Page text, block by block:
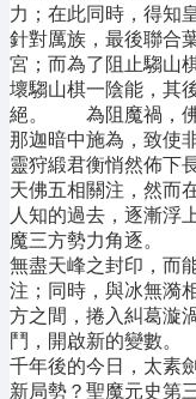
力；在此同時，得知
針對厲族，最後聯合
宮；而為了阻止騶山
壞騶山棋一陰能，其
絕。 為阻魔禍，佛
那迦暗中施為，致使
靈狩緞君衡悄然佈下
天佛五相關注，然而
人知的過去，逐漸浮
魔三方勢力角逐。
無盡天峰之封印，而
注；同時，與冰無漪
方之間，捲入糾葛漩
鬥，開啟新的變數
千年後的今日，太素
新局勢？聖魔元史第